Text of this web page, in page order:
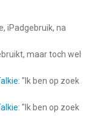
iPadgebruik, na
maar toch wel
: " Ik ben op zoek
: " Ik ben op zoek